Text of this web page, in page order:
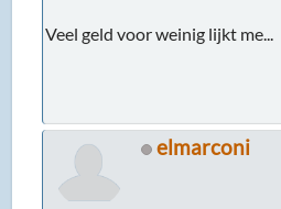
Veel geld voor weinig lijkt me...
elmarconi